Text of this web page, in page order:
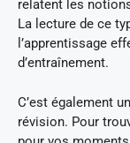
relatent les
La lecture de ce
l’apprentissage
d’entraînement.
C’est également
révision. Pour